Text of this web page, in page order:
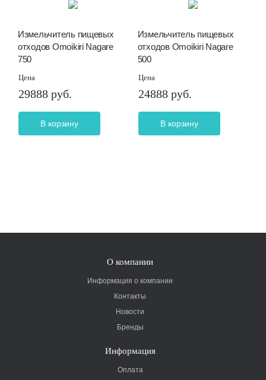
Измельчитель пищевых
отходов Omoikiri Nagare
750
Цена
29888 руб.
В корзину
Измельчитель пищевых
отходов Omoikiri Nagare
500
Цена
24888 руб.
В корзину
О компании
Информация о компании
Контакты
Новости
Бренды
Информация
Оплата